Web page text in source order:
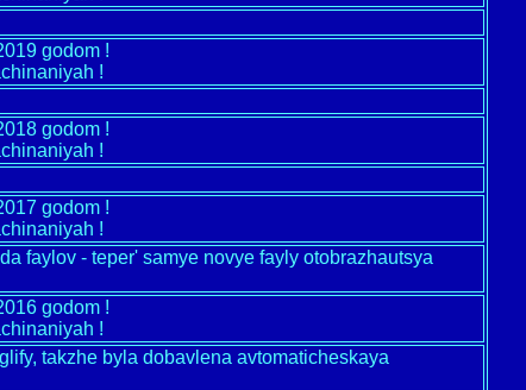
godom !
!
godom !
!
godom !
!
faylov - teper' samye novye fayly otobrazhautsya
godom !
!
takzhe byla dobavlena avtomaticheskaya